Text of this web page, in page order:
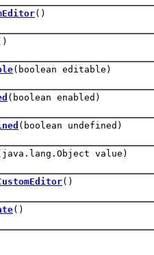
()
(boolean editable)
(boolean enabled)
(boolean undefined)
value)
()
()